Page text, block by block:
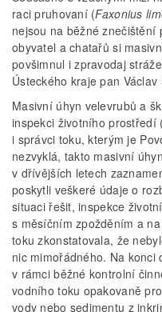
raci pruhovaní (Faxonius
nejsou na běžné
obyvatel a chatařů si
povšimnul i zpravodaj
Ústeckého kraje pan Václav
Masivní úhyn velevrubů a
inspekci životního prostředí
i správci toku, kterým je
nezvyklá, takto masivní
v dřívějších letech
poskytli veškeré údaje o
situaci řešit, inspekce
s měsíčním zpožděním a
toku zkonstatovala, že
nic mimořádného. Na
v rámci běžné kontrolní
vodního toku opakovaně
vody nebo sedimentu z